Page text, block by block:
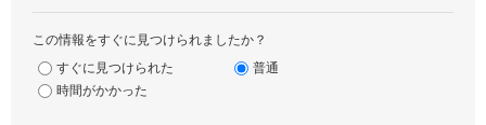
この情報をすぐに見つけられましたか？
すぐに見つけられた
普通
時間がかかった